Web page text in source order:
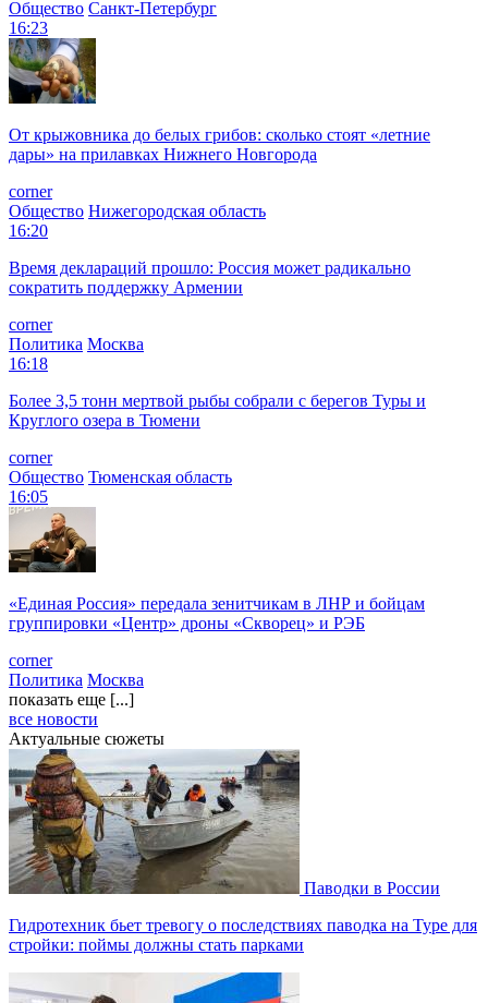
Общество Санкт-Петербург
16:23
От крыжовника до белых грибов: сколько стоят «летние
дары» на прилавках Нижнего Новгорода
corner
Общество Нижегородская область
16:20
Время деклараций прошло: Россия может радикально
сократить поддержку Армении
corner
Политика Москва
16:18
Более 3,5 тонн мертвой рыбы собрали с берегов Туры и
Круглого озера в Тюмени
corner
Общество Тюменская область
16:05
«Единая Россия» передала зенитчикам в ЛНР и бойцам
группировки «Центр» дроны «Скворец» и РЭБ
corner
Политика Москва
показать еще [...]
все новости
Актуальные сюжеты
Паводки в России
Гидротехник бьет тревогу о последствиях паводка на Туре для
стройки: поймы должны стать парками